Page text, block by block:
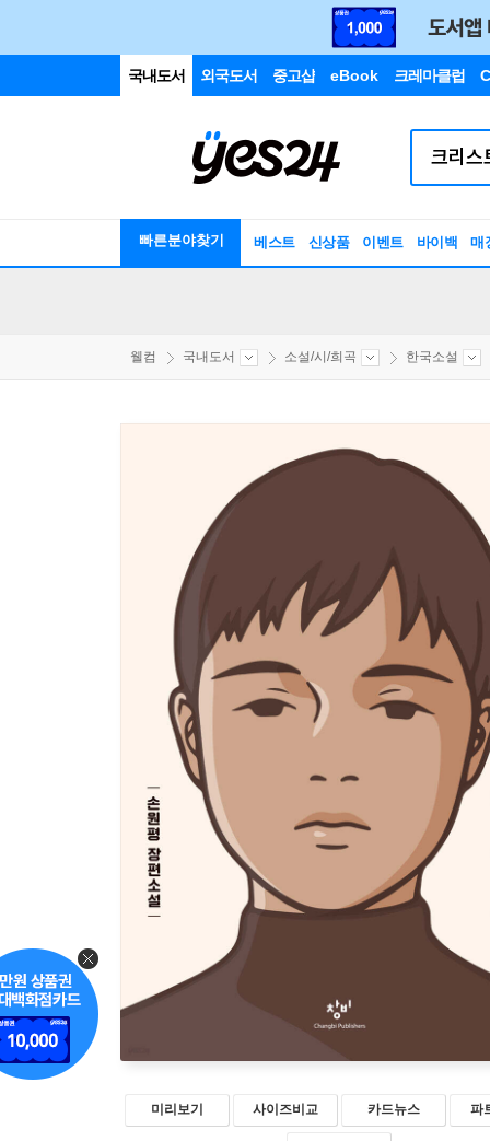
국내도서 외국도서 중고샵 eBook 크레마클럽
빠른분야찾기 베스트 신상품 이벤트 바이백 매
웰컴 국내도서 소설/시/희곡 한국소설
미리보기 사이즈비교 카드뉴스 파